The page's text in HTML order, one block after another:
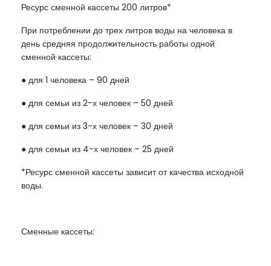
Ресурс сменной кассеты 200 литров*
При потреблении до трех литров воды на человека в
день средняя продолжительность работы одной
сменной кассеты:
● для 1 человека – 90 дней
● для семьи из 2-х человек – 50 дней
● для семьи из 3-х человек – 30 дней
● для семьи из 4-х человек – 25 дней
*Ресурс сменной кассеты зависит от качества исходной
воды.
Сменные кассеты: